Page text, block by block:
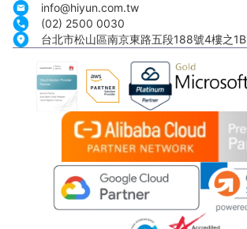
info@hiyun.com.tw
(02) 2500 0030
台北市松山區南京東路五段188號4樓之1B